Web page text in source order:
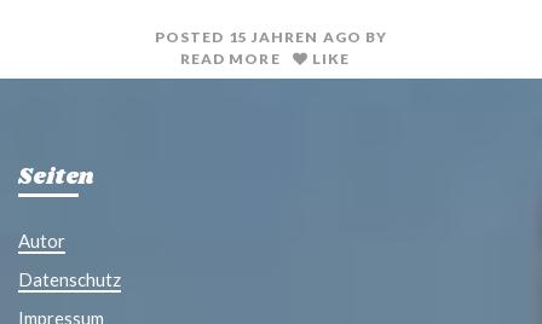
POSTED 15 JAHREN AGO BY
READ MORE
LIKE
Seiten
Autor
Datenschutz
Impressum